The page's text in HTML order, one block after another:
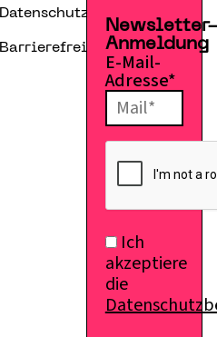
Datenschutzerklärung
Barrierefreiheitserklärung
Anmeldung
E-Mail-
Adresse*
Ich
akzeptiere
die